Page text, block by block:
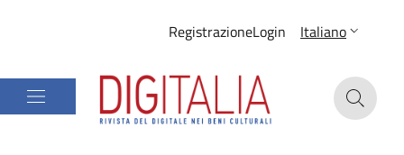
RegistrazioneLogin Italiano